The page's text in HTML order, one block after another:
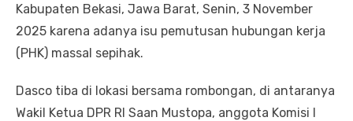
Kabupaten Bekasi, Jawa Barat, Senin, 3 November
2025 karena adanya isu pemutusan hubungan kerja
(PHK) massal sepihak.
Dasco tiba di lokasi bersama rombongan, di antaranya
Wakil Ketua DPR RI Saan Mustopa, anggota Komisi I